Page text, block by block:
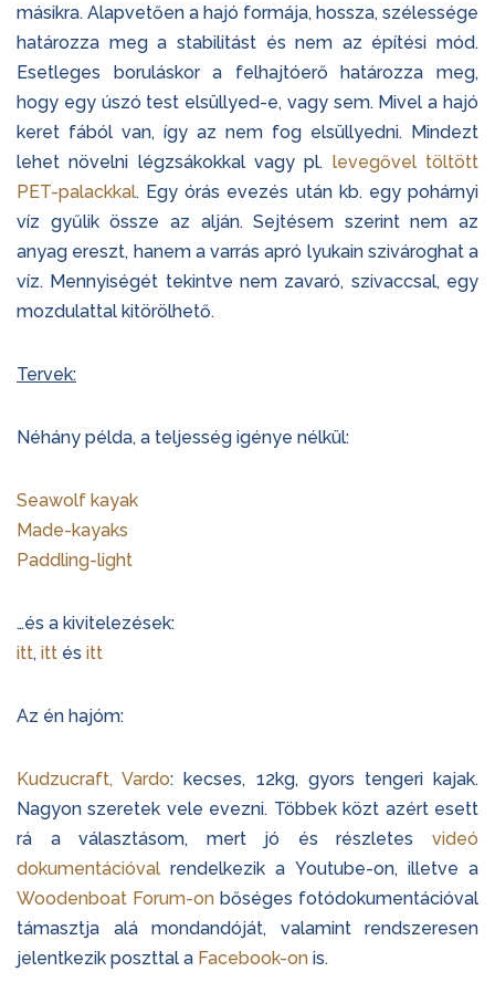
másikra. Alapvetően a hajó formája, hossza, szélessége
határozza meg a stabilitást és nem az építési mód.
Esetleges boruláskor a felhajtóerő határozza meg,
hogy egy úszó test elsüllyed-e, vagy sem. Mivel a hajó
keret fából van, így az nem fog elsüllyedni. Mindezt
lehet növelni légzsákokkal vagy pl. levegővel töltött
PET-palackkal. Egy órás evezés után kb. egy pohárnyi
víz gyűlik össze az alján. Sejtésem szerint nem az
anyag ereszt, hanem a varrás apró lyukain szivároghat a
víz. Mennyiségét tekintve nem zavaró, szivaccsal, egy
mozdulattal kitörölhető.
Tervek:
Néhány példa, a teljesség igénye nélkül:
Seawolf kayak
Made-kayaks
Paddling-light
…és a kivitelezések:
itt, itt és itt
Az én hajóm:
Kudzucraft, Vardo: kecses, 12kg, gyors tengeri kajak.
Nagyon szeretek vele evezni. Többek közt azért esett
rá a választásom, mert jó és részletes videó
dokumentációval rendelkezik a Youtube-on, illetve a
Woodenboat Forum-on bőséges fotódokumentációval
támasztja alá mondandóját, valamint rendszeresen
jelentkezik poszttal a Facebook-on is.